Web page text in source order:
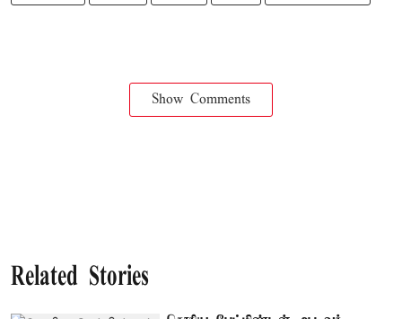
Show Comments
Related Stories